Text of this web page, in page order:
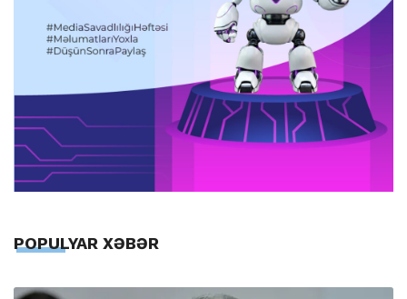
POPULYAR XƏBƏR